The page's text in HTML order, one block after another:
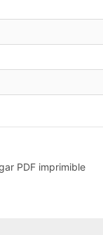
PDF imprimible